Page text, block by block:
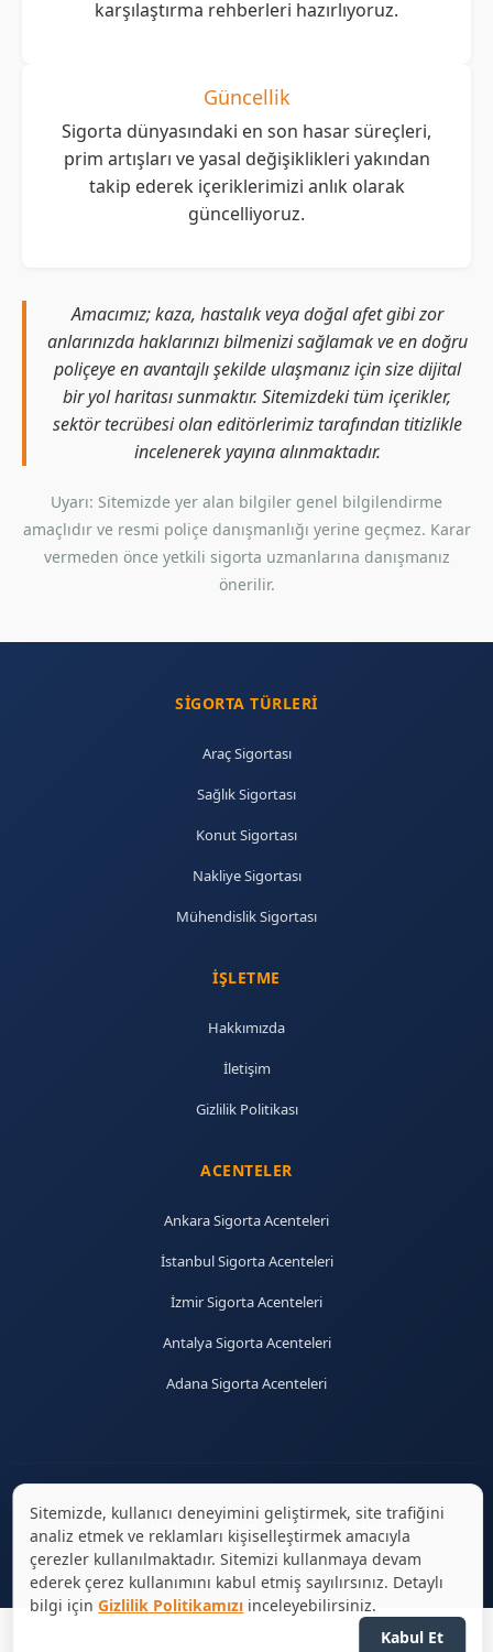
karşılaştırma rehberleri hazırlıyoruz.
Güncellik
Sigorta dünyasındaki en son hasar süreçleri,
prim artışları ve yasal değişiklikleri yakından
takip ederek içeriklerimizi anlık olarak
güncelliyoruz.
Amacımız; kaza, hastalık veya doğal afet gibi zor
anlarınızda haklarınızı bilmenizi sağlamak ve en doğru
poliçeye en avantajlı şekilde ulaşmanız için size dijital
bir yol haritası sunmaktır. Sitemizdeki tüm içerikler,
sektör tecrübesi olan editörlerimiz tarafından titizlikle
incelenerek yayına alınmaktadır.
Uyarı: Sitemizde yer alan bilgiler genel bilgilendirme
amaçlıdır ve resmi poliçe danışmanlığı yerine geçmez. Karar
vermeden önce yetkili sigorta uzmanlarına danışmanız
önerilir.
SIGORTA TÜRLERI
Araç Sigortası
Sağlık Sigortası
Konut Sigortası
Nakliye Sigortası
Mühendislik Sigortası
İŞLETME
Hakkımızda
İletişim
Gizlilik Politikası
ACENTELER
Ankara Sigorta Acenteleri
İstanbul Sigorta Acenteleri
İzmir Sigorta Acenteleri
Antalya Sigorta Acenteleri
Adana Sigorta Acenteleri
© 2026 sigortaciplus.com | Tüm hakları saklıdır.
Sitemizde, kullanıcı deneyimini geliştirmek, site trafiğini
analiz etmek ve reklamları kişiselleştirmek amacıyla
çerezler kullanılmaktadır. Sitemizi kullanmaya devam
ederek çerez kullanımını kabul etmiş sayılırsınız. Detaylı
bilgi içinGizlilik Politikamızı inceleyebilirsiniz.
Kabul Et